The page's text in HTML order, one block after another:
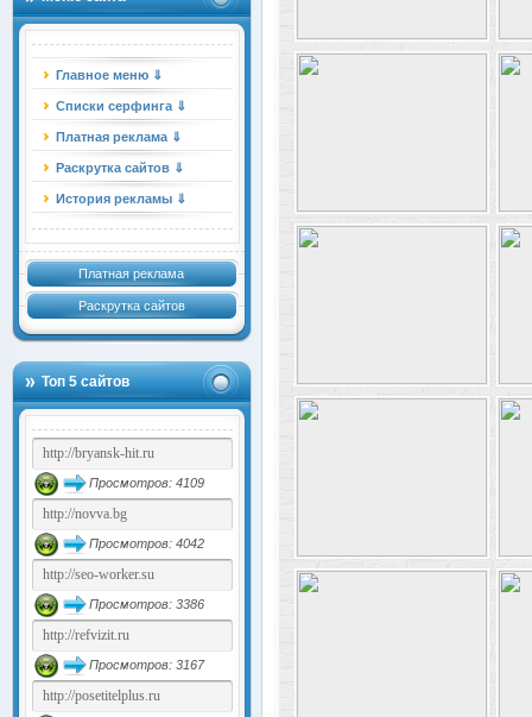
Главное меню ⇓
Списки серфинга ⇓
Платная реклама ⇓
Раскрутка сайтов ⇓
История рекламы ⇓
Платная реклама
Раскрутка сайтов
Топ 5 сайтов
Просмотров: 4109
Просмотров: 4042
Просмотров: 3386
Просмотров: 3167